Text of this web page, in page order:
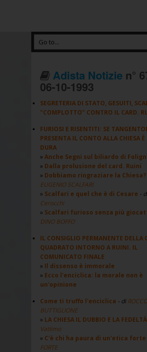
Adista Notizien°
06-10-1993
SEGRETERIA DI STATO, GESUITI,
"COMPLOTTO" CONTRO IL CARD.
FURIOSI E RISENTITI: SE
PRESENTA IL CONTO ALLA CHIESA
DURA
Anche Segni sul biliardo di
Dalla prolusione del card. Ruini
Dobbiamo ringraziare la Chiesa?
EUGENIO SCALFARI
Scalfari e quel che è di Cesare -
Cerocchi
Scalfari furioso senza più
DINO BOFFO
IL CONSIGLIO PERMANENTE DELLA
QUADRATO INTORNO A RUINI. IL
COMUNICATO FINALE
Il dissenso è immorale
Ecco l'enciclica: la morale non è
un'opinione
Come ti truffo l'enciclica - diROCCO
BUTTIGLIONE
LA CHIESA IL DUBBIO E LA FEDELTÀ
Vattimo
C'è chi ha paura di un'etica forte
FORTE